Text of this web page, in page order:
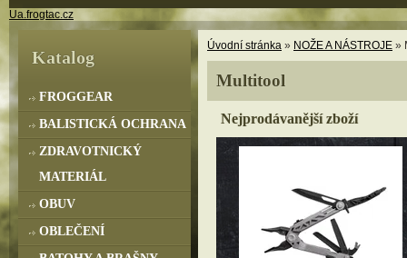
Ua.frogtac.cz
Úvodní stránka » NOŽE A NÁSTROJE »
Multitool
Nejprodávanější zboží
Katalog
FROGGEAR
BALISTICKÁ OCHRANA
ZDRAVOTNICKÝ
MATERIÁL
OBUV
OBLEČENÍ